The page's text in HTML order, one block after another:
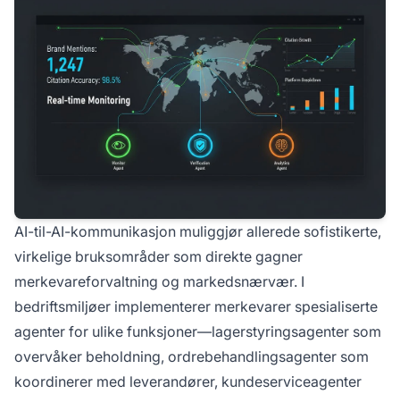
AI-til-AI-kommunikasjon muliggjør allerede sofistikerte,
virkelige bruksområder som direkte gagner
merkevareforvaltning og markedsnærvær. I
bedriftsmiljøer implementerer merkevarer spesialiserte
agenter for ulike funksjoner—lagerstyringsagenter som
overvåker beholdning, ordrebehandlingsagenter som
koordinerer med leverandører, kundeserviceagenter